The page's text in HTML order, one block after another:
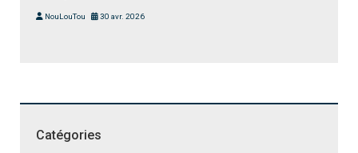
NouLouTou 30 avr. 2026
Catégories